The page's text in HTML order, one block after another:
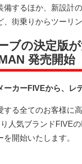
備するほか、新設計
、街乗りからツーリ
ブの決定版
発売開始
ーカーFIVEから、レ
する全てのお客様に
人気ブランドFIVE
開始いたします。